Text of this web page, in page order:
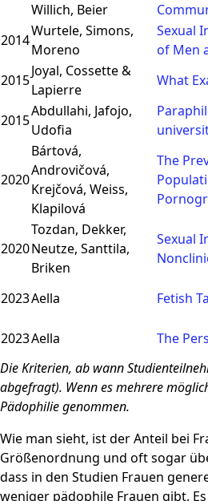
Willich, Beier
2014
Wurtele, Simons,
Moreno
Sexual
of Men
2015
Joyal, Cossette &
Lapierre
What
2015
Abdullahi, Jafojo,
Udofia
2020
Bártová,
Androvičová,
Krejčová, Weiss,
Klapilová
The
2020
Tozdan, Dekker,
Neutze, Santtila,
Briken
Sexual
2023Aella Fetish
2023Aella
The
Die Kriterien, ab wann
abgefragt). Wenn es mehrere
Pädophilie genommen.
Wie man sieht, ist der Anteil bei
Größenordnung und oft sogar
dass in den Studien Frauen
weniger pädophile Frauen gibt.